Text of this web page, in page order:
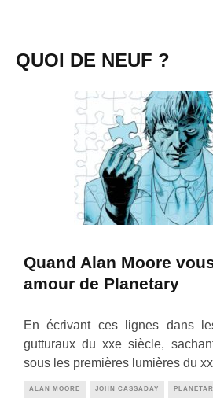
QUOI DE NEUF ?
Quand Alan Moore
amour de Planetary
En écrivant ces lignes dans
gutturaux du xxe siècle,
sous les premières lumières du
ALAN MOORE JOHN CASSADAY